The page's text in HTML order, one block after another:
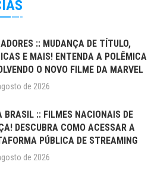
:: MUDANÇA DE TÍTULO,
E MAIS! ENTENDA A POLÊMICA
O NOVO FILME DA MARVEL
de 2026
BRASIL :: FILMES NACIONAIS DE
DESCUBRA COMO ACESSAR A
PÚBLICA DE STREAMING
de 2026